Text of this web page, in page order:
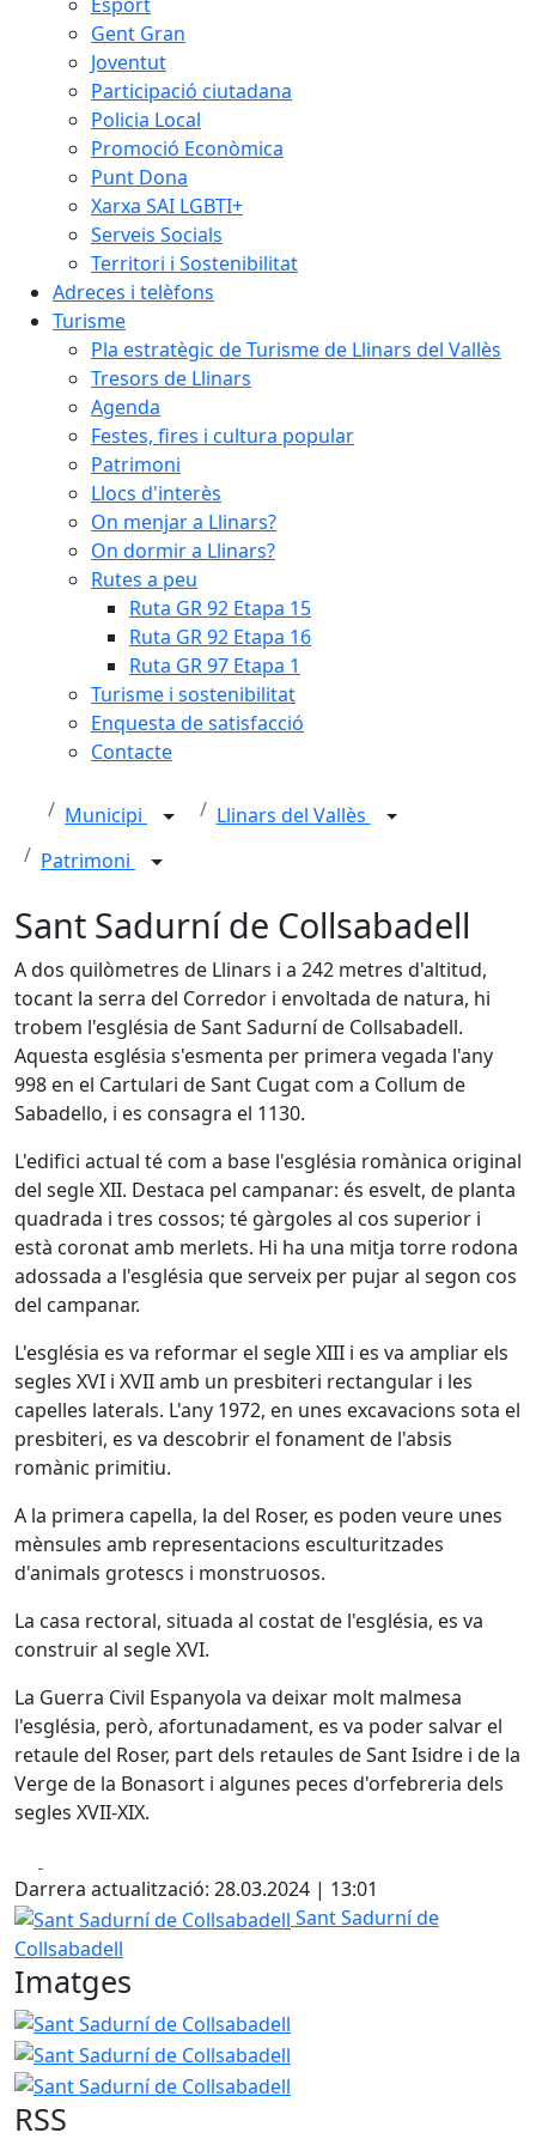
Gent Gran
Joventut
Participació ciutadana
Policia Local
Promoció Econòmica
Punt Dona
Xarxa SAI LGBTI+
Serveis Socials
Territori i Sostenibilitat
Adreces i telèfons
Turisme
Pla estratègic de Turisme de Llinars del Vallès
Tresors de Llinars
Agenda
Festes, fires i cultura popular
Patrimoni
Llocs d'interès
On menjar a Llinars?
On dormir a Llinars?
Rutes a peu
Ruta GR 92 Etapa 15
Ruta GR 92 Etapa 16
Ruta GR 97 Etapa 1
Turisme i sostenibilitat
Enquesta de satisfacció
Contacte
Municipi
Llinars del Vallès
Patrimoni
Sant Sadurní de Collsabadell
A dos quilòmetres de Llinars i a 242 metres d'altitud,
tocant la serra del Corredor i envoltada de natura, hi
trobem l'església de Sant Sadurní de Collsabadell.
Aquesta església s'esmenta per primera vegada l'any
998 en el Cartulari de Sant Cugat com a Collum de
Sabadello, i es consagra el 1130.
L'edifici actual té com a base l'església romànica original
del segle XII. Destaca pel campanar: és esvelt, de planta
quadrada i tres cossos; té gàrgoles al cos superior i
està coronat amb merlets. Hi ha una mitja torre rodona
adossada a l'església que serveix per pujar al segon cos
del campanar.
L'església es va reformar el segle XIII i es va ampliar els
segles XVI i XVII amb un presbiteri rectangular i les
capelles laterals. L'any 1972, en unes excavacions sota el
presbiteri, es va descobrir el fonament de l'absis
romànic primitiu.
A la primera capella, la del Roser, es poden veure unes
mènsules amb representacions esculturitzades
d'animals grotescs i monstruosos.
La casa rectoral, situada al costat de l'església, es va
construir al segle XVI.
La Guerra Civil Espanyola va deixar molt malmesa
l'església, però, afortunadament, es va poder salvar el
retaule del Roser, part dels retaules de Sant Isidre i de la
Verge de la Bonasort i algunes peces d'orfebreria dels
segles XVII-XIX.
Darrera actualització: 28.03.2024 | 13:01
Sant Sadurní de Collsabadell
Sant Sadurní de
Collsabadell
Imatges
Sant Sadurní de Collsabadell
RSS